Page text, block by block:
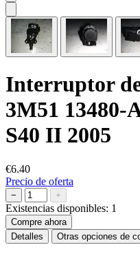
Interruptor
3M51 13480-
S40 II 2005
€6.40
Precio de oferta
− +
Existencias disponibles: 1
Compre ahora
Detalles
Otras opciones de